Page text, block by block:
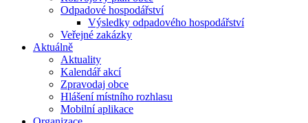
Odpadové hospodářství
Výsledky odpadového hospodářství
Veřejné zakázky
Aktuálně
Aktuality
Kalendář akcí
Zpravodaj obce
Hlášení místního rozhlasu
Mobilní aplikace